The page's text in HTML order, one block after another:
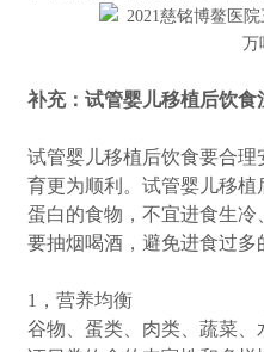
补充：试管婴儿移植后饮食
试管婴儿移植后饮食要合
育更为顺利。试管婴儿移
蛋白的食物，不宜进食生
要抽烟喝酒，避免进食过多
1，营养均衡
谷物、蛋类、肉类、蔬菜